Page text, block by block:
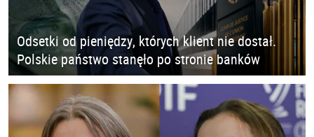
Odsetki od pieniędzy, których klient nie dostał.
Polskie państwo stanęło po stronie banków